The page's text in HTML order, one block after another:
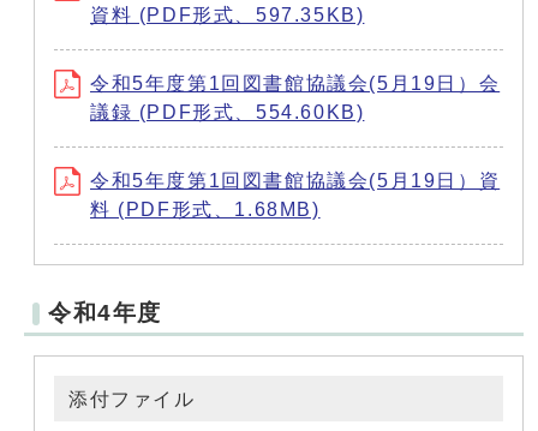
資料 (PDF形式、597.35KB)
令和5年度第1回図書館協議会(5月19日）会
議録 (PDF形式、554.60KB)
令和5年度第1回図書館協議会(5月19日）資
料 (PDF形式、1.68MB)
令和4年度
添付ファイル